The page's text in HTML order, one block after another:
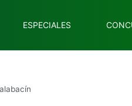
ESPECIALES